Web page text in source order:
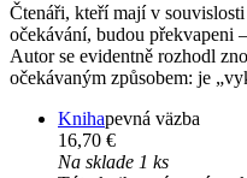
Čtenáři, kteří mají v
očekávání, budou překvapeni
Autor se evidentně rozhodl
očekávaným způsobem: je
Knihapevná väzba
16,70 €
Na sklade 1 ks